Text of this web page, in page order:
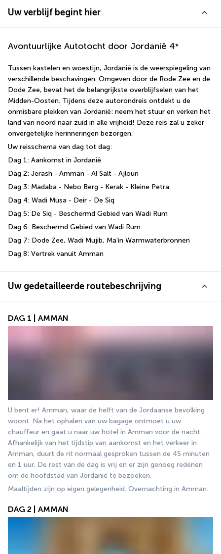
Uw verblijf begint hier
Avontuurlijke Autotocht door Jordanië 4*
Tussen kastelen en woestijn, Jordanië is de weerspiegeling van
verschillende beschavingen. Omgeven door de Rode Zee en de
Dode Zee, bevat het de belangrijkste overblijfselen van het
Midden-Oosten. Tijdens deze autorondreis ontdekt u de
onmisbare plekken van Jordanië: neem het stuur en verken het
land van noord naar zuid in alle vrijheid! Deze reis zal u zeker
onvergetelijke herinneringen bezorgen.
Uw reisschema van dag tot dag:
Dag 1: Aankomst in Jordanië
Dag 2: Jerash - Amman - Al Salt - Ajloun
Dag 3: Madaba - Nebo Berg - Kerak - Kleine Petra
Dag 4: Wadi Musa - Deir - De Siq
Dag 5: De Siq - Beschermd Gebied van Wadi Rum
Dag 6: Beschermd Gebied van Wadi Rum
Dag 7: Dode Zee, Wadi Mujib, Ma'in Warmwaterbronnen
Dag 8: Vertrek vanuit Amman
Uw gedetailleerde routebeschrijving
DAG 1 | AMMAN
U bent er! Amman, waar de helft van de Jordaanse bevolking
woont. Na het ophalen van uw bagage ontmoet u uw
chauffeur en gaat u naar uw hotel in Amman voor de nacht.
Afhankelijk van het tijdstip van aankomst en het verkeer in
Amman, duurt de rit normaal gesproken tussen de 45 minuten
en 1 uur. De rest van de dag is vrij en er zijn genoeg redenen
om de hoofdstad van Jordanië te bezoeken.
Maaltijden zijn op eigen gelegenheid. Overnachting in Amman.
DAG 2 | AMMAN